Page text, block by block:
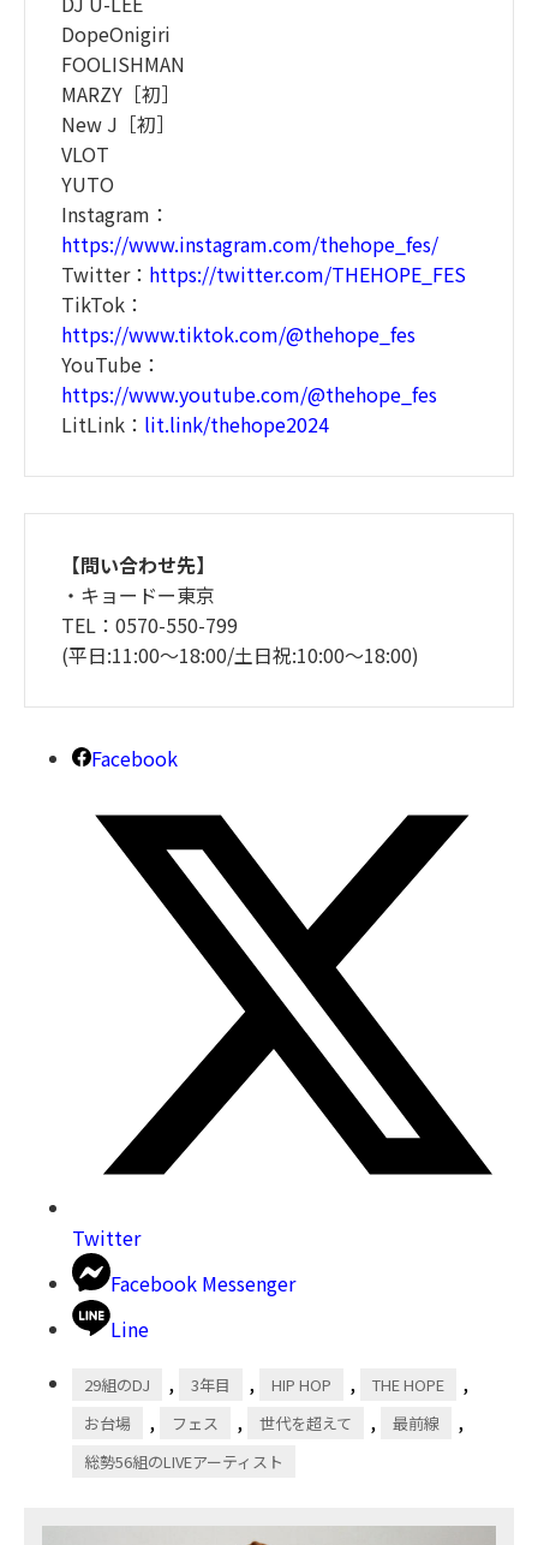
DopeOnigiri
FOOLISHMAN
MARZY［初］
New J［初］
VLOT
YUTO
Instagram：
https://www.instagram.com/thehope_fes/
Twitter： https://twitter.com/THEHOPE_FES
TikTok：
https://www.tiktok.com/@thehope_fes
YouTube：
https://www.youtube.com/@thehope_fes
LitLink： lit.link/thehope2024
【問い合わせ先】
・キョードー東京
TEL：0570-550-799
(平日:11:00〜18:00/土日祝:10:00〜18:00)
Facebook
Twitter
Facebook Messenger
Line
29組のDJ , 3年目 , HIP HOP , THE HOPE ,
お台場 , フェス , 世代を超えて , 最前線 ,
総勢56組のLIVEアーティスト